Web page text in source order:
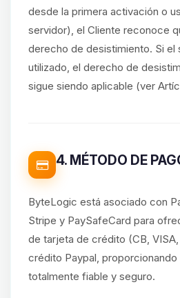
desde la primera activación o
servidor), el Cliente reconoce
derecho de desistimiento. Si el
utilizado, el derecho de
sigue siendo aplicable (ver
4. MÉTODO DE
ByteLogic está asociado con
Stripe y PaySafeCard para
de tarjeta de crédito (CB,
crédito Paypal, proporcionando
totalmente fiable y seguro.